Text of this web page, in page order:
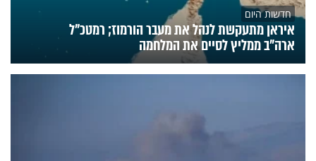
חדשות היום
איראן מתעקשת לנהל את מעבר הורמוז; רמטכ"ל
ארה"ב ממליץ לסיים את המלחמה